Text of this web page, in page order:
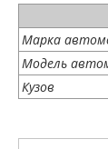
Марка
Модель
Кузов